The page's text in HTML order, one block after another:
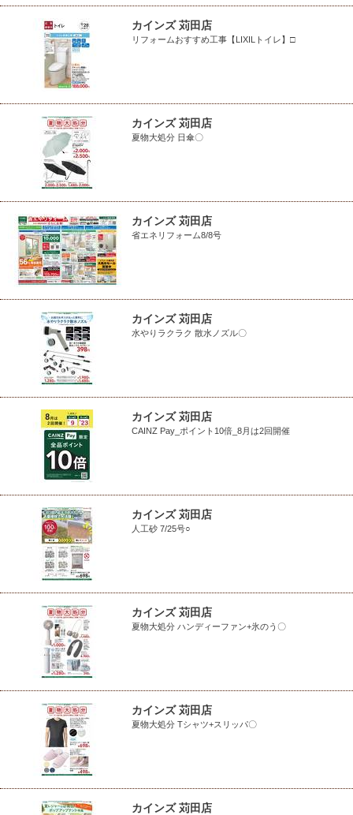
カインズ 苅田店
リフォームおすすめ工事【LIXILトイレ】□
カインズ 苅田店
夏物大処分 日傘〇
カインズ 苅田店
省エネリフォーム8/8号
カインズ 苅田店
水やりラクラク 散水ノズル〇
カインズ 苅田店
CAINZ Pay_ポイント10倍_8月は2回開催
カインズ 苅田店
人工砂 7/25号○
カインズ 苅田店
夏物大処分 ハンディーファン+氷のう〇
カインズ 苅田店
夏物大処分 Tシャツ+スリッパ〇
カインズ 苅田店